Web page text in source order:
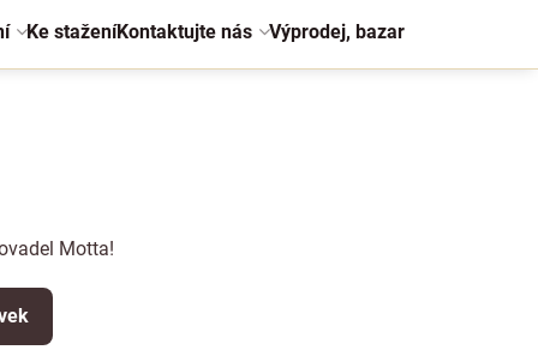
Ke staženíKontaktujte nás Výprodej, bazar
Motta!